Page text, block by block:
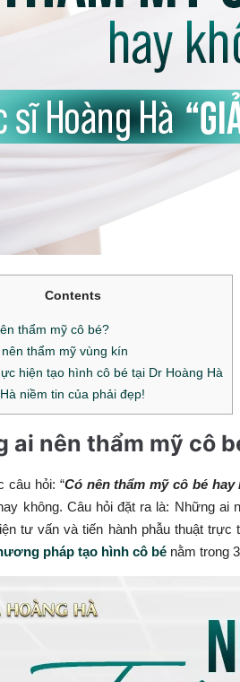
Contents
thẩm mỹ cô bé?
thẩm mỹ vùng kín
hiện tạo hình cô bé tại Dr Hoàng Hà
niềm tin của phải đẹp!
ai nên thẩm mỹ cô
câu hỏi: “Có nên thẩm mỹ cô bé hay
không. Câu hỏi đặt ra là: Những
tư vấn và tiến hành phẫu thuật
pháp tạo hình cô bé nằm trong